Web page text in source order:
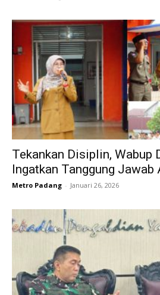
Tekankan Disiplin, Wabup
Ingatkan Tanggung Jawab
Metro Padang - Januari 26, 2026